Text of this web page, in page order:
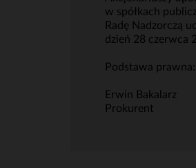
w spółkach
Radę Nadzorczą
dzień 28 czerwca
Podstawa
Erwin Bakalarz
Prokurent